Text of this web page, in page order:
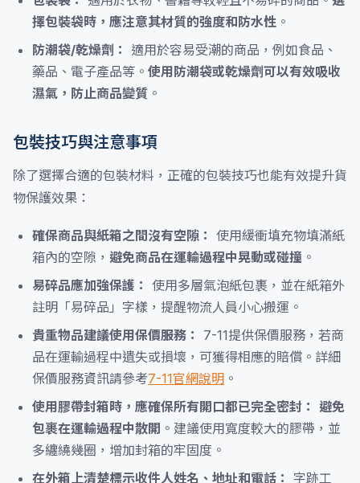
擇包裝袋時，應注意其材質的強度和防水性 。
防潮袋/乾燥劑：
適用於容易受潮的商品，例如食品、
藥品、電子產品等。 使用防潮袋或乾燥劑可以有效吸收
濕氣，防止商品變質 。
包裝技巧與注意事項
除了選擇合適的包裝材料，正確的包裝技巧也能有效提升貨
物保護效果：
確保商品與紙箱之間沒有空隙： 使用緩衝填充物填滿紙
箱內的空隙， 避免商品在運輸過程中晃動或碰撞 。
易碎品應加強保護： 使用多層氣泡紙包裹，並在紙箱外
註明「易碎品」字樣，提醒物流人員小心搬運。
貴重物品建議使用保價服務：
7-11提供保價服務，若商
品在運輸過程中遺失或損壞，可獲得相應的賠償。詳細
保價服務資訊請參考7-11官網說明 。
使用膠帶封箱時，應確保所有開口都已完全密封：
避免
包裹在運輸過程中散開 。建議使用寬度較大的膠帶，並
多纏繞幾圈，增加封箱的牢固度。
在外箱上清楚標示收件人姓名、地址和電話： 字跡工